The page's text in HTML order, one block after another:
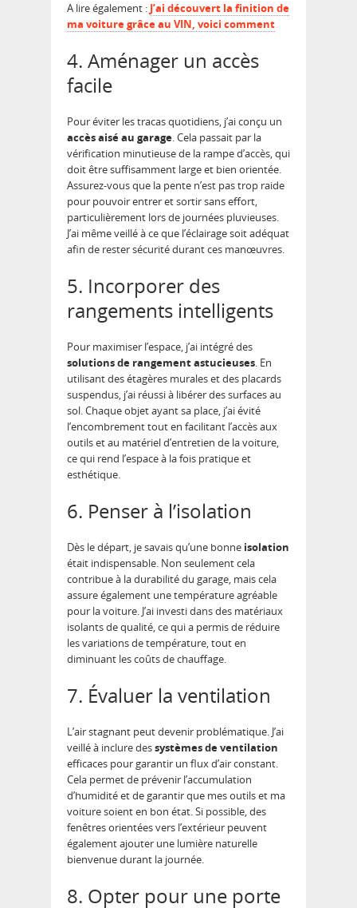
A lire également : J’ai découvert la finition de
ma voiture grâce au VIN, voici comment
4. Aménager un accès
facile
Pour éviter les tracas quotidiens, j’ai conçu un
accès aisé au garage. Cela passait par la
vérification minutieuse de la rampe d’accès, qui
doit être suffisamment large et bien orientée.
Assurez-vous que la pente n’est pas trop raide
pour pouvoir entrer et sortir sans effort,
particulièrement lors de journées pluvieuses.
J’ai même veillé à ce que l’éclairage soit adéquat
afin de rester sécurité durant ces manœuvres.
5. Incorporer des
rangements intelligents
Pour maximiser l’espace, j’ai intégré des
solutions de rangement astucieuses. En
utilisant des étagères murales et des placards
suspendus, j’ai réussi à libérer des surfaces au
sol. Chaque objet ayant sa place, j’ai évité
l’encombrement tout en facilitant l’accès aux
outils et au matériel d’entretien de la voiture,
ce qui rend l’espace à la fois pratique et
esthétique.
6. Penser à l’isolation
Dès le départ, je savais qu’une bonne isolation
était indispensable. Non seulement cela
contribue à la durabilité du garage, mais cela
assure également une température agréable
pour la voiture. J’ai investi dans des matériaux
isolants de qualité, ce qui a permis de réduire
les variations de température, tout en
diminuant les coûts de chauffage.
7. Évaluer la ventilation
L’air stagnant peut devenir problématique. J’ai
veillé à inclure dessystèmes de ventilation
efficaces pour garantir un flux d’air constant.
Cela permet de prévenir l’accumulation
d’humidité et de garantir que mes outils et ma
voiture soient en bon état. Si possible, des
fenêtres orientées vers l’extérieur peuvent
également ajouter une lumière naturelle
bienvenue durant la journée.
8. Opter pour une porte